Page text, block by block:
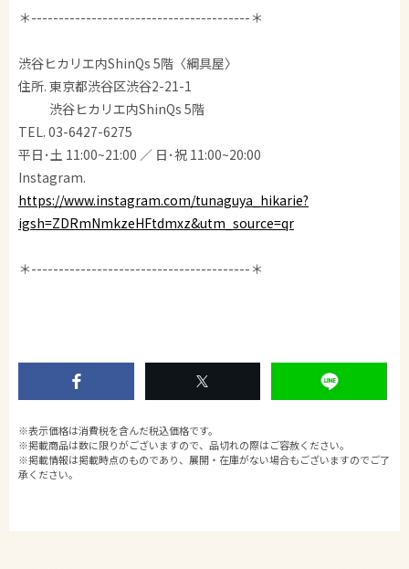
＊----------------------------------------＊
渋谷ヒカリエ内ShinQs 5階〈綱具屋〉
住所. 東京都渋谷区渋谷2-21-1
渋谷ヒカリエ内ShinQs 5階
TEL. 03-6427-6275
平日･土 11:00~21:00 ／ 日･祝 11:00~20:00
Instagram.
https://www.instagram.com/tunaguya_hikarie?
igsh=ZDRmNmkzeHFtdmxz&utm_source=qr
＊----------------------------------------＊
※表示価格は消費税を含んだ税込価格です。
※掲載商品は数に限りがございますので、品切れの際はご容赦ください。
※掲載情報は掲載時点のものであり、展開・在庫がない場合もございますのでご了
承ください。